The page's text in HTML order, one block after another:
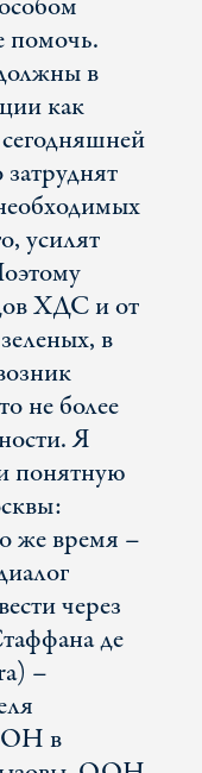
помочь.
в
как
усилят
ХДС и от
в
не более
Я
понятную
же время –
через
де
–
в